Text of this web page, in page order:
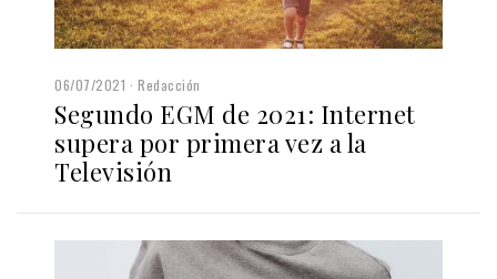
06/07/2021 Redacción
Segundo EGM de 2021: Internet
supera por primera vez a la
Televisión